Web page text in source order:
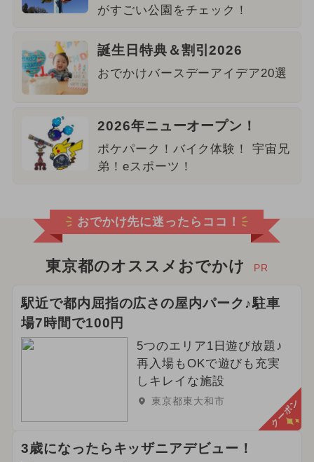
がすごい公園をチェック！
誕生日特典＆割引2026
おでかけバースデーアイデア20選
2026年ニューオープン！
ポケパーク！バイク体験！ 宇宙兄
弟！eスポーツ！
おでかけ先に迷ったらココ！
東京都のオススメおでかけ PR
駅近で都内屈指の広さの屋内パーク♪駐車
場7時間で100円
5つのエリア1日遊び放題♪
再入場もOKで遊びも充実
しキレイな施設
東京都東大和市 クーポン
3歳になったらキッザニアデビュー！